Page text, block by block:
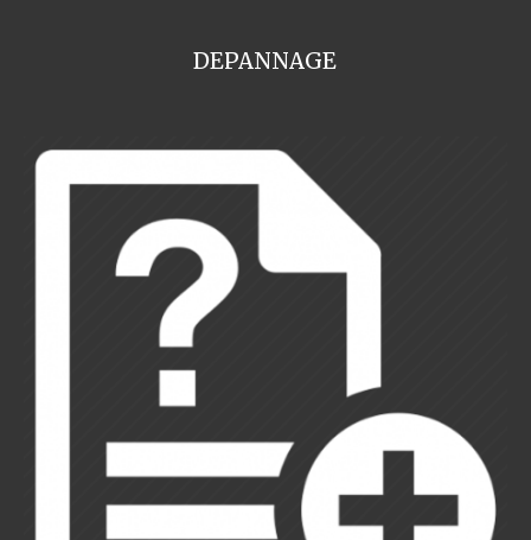
DEPANNAGE